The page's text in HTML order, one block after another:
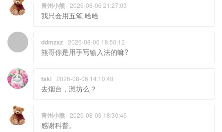
青州小熊 2026-08-06 21:27:03
我只会用五笔 哈哈
ddmzxz 2026-08-06 18:50:12
熊哥你是用手写输入法的嘛?
taki 2026-08-06 14:10:48
去烟台，潍坊么？
青州小熊 2026-08-03 18:30:46
感谢科普。